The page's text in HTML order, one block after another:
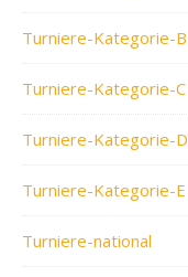
Turniere-Kategorie-B
Turniere-Kategorie-C
Turniere-Kategorie-D
Turniere-Kategorie-E
Turniere-national